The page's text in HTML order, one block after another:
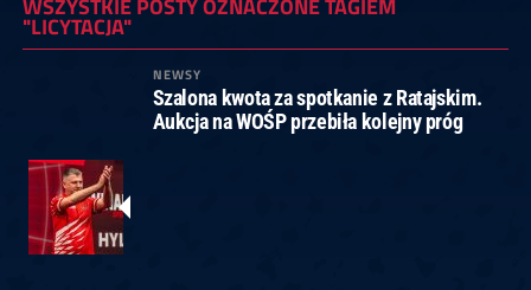
WSZYSTKIE POSTY OZNACZONE TAGIEM
"LICYTACJA"
NEWSY
Szalona kwota za spotkanie z Ratajskim.
Aukcja na WOŚP przebiła kolejny próg